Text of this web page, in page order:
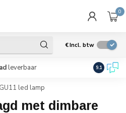
0
€Incl. btw
leverbaar Wij
9.1
led lamp
met dimbare